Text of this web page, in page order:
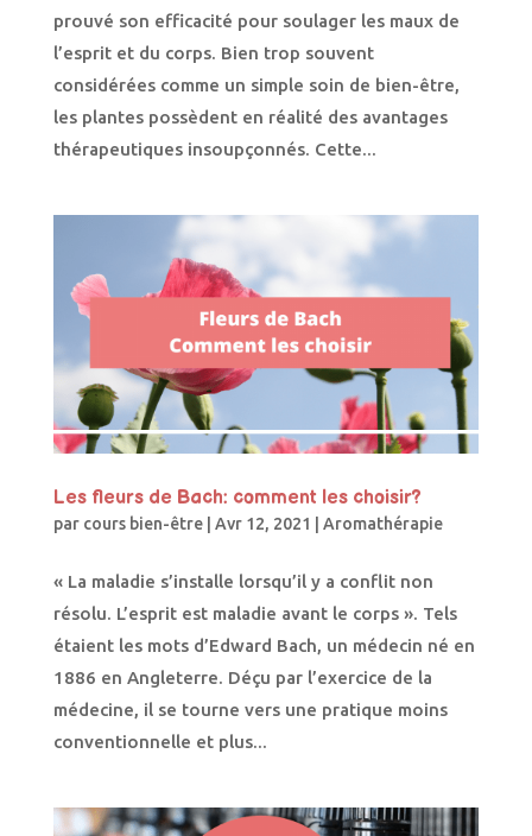
prouvé son efficacité pour soulager les maux de
l’esprit et du corps. Bien trop souvent
considérées comme un simple soin de bien-être,
les plantes possèdent en réalité des avantages
thérapeutiques insoupçonnés. Cette...
Les fleurs de Bach: comment les choisir?
par cours bien-être| Avr 12, 2021 Aromathérapie
« La maladie s’installe lorsqu’il y a conflit non
résolu. L’esprit est maladie avant le corps ». Tels
étaient les mots d’Edward Bach, un médecin né en
1886 en Angleterre. Déçu par l’exercice de la
médecine, il se tourne vers une pratique moins
conventionnelle et plus...